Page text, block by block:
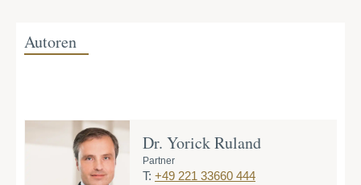
Autoren
Dr. Yorick Ruland
Partner
T: +49 221 33660 444